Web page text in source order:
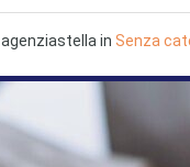
agenziastellain Senza